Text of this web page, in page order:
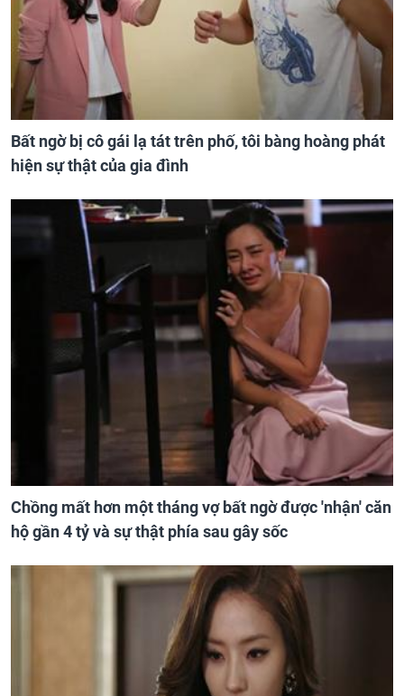
Bất ngờ bị cô gái lạ tát trên phố, tôi bàng hoàng phát
hiện sự thật của gia đình
Chồng mất hơn một tháng vợ bất ngờ được 'nhận' căn
hộ gần 4 tỷ và sự thật phía sau gây sốc